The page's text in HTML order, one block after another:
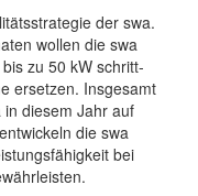
der swa.
wollen die swa
zu 50 kW schritt­
ersetzen. Insgesamt
diesem Jahr auf
die swa
bei